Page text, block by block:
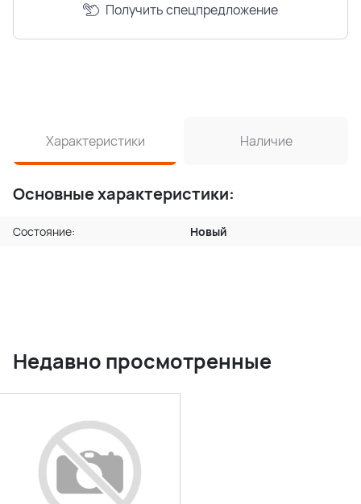
Получить спецпредложение
Характеристики Наличие
Основные характеристики:
Состояние: Новый
Недавно просмотренные